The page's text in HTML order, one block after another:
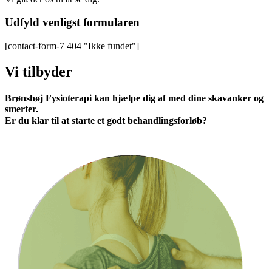
Udfyld venligst formularen
[contact-form-7 404 "Ikke fundet"]
Vi tilbyder
Brønshøj Fysioterapi kan hjælpe dig af med dine skavanker og
smerter.
Er du klar til at starte et godt behandlingsforløb?